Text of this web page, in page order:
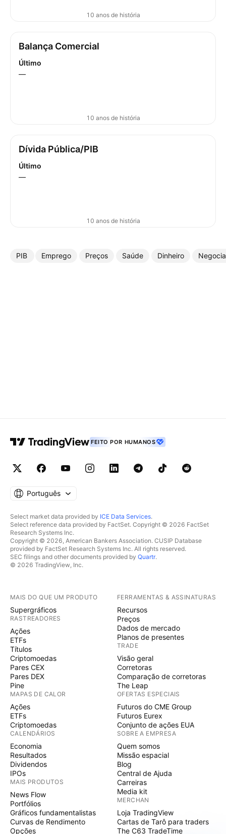
10 anos de história
Balança Comercial
Último
—
10 anos de história
Dívida Pública/PIB
Último
—
10 anos de história
PIB Emprego Preços Saúde Dinheiro
Mais
FEITO POR HUMANOS
Português
Select market data provided by ICE Data Services.
Select reference data provided by FactSet. Copyright © 2026 FactSet
Research Systems Inc.
Copyright © 2026, American Bankers Association. CUSIP Database
provided by FactSet Research Systems Inc. All rights reserved.
SEC filings and other documents provided by Quartr.
© 2026 TradingView, Inc.
MAIS DO QUE UM PRODUTO
Supergráficos
RASTREADORES
Ações
ETFs
Títulos
Criptomoedas
Pares CEX
Pares DEX
Pine
MAPAS DE CALOR
Ações
ETFs
Criptomoedas
CALENDÁRIOS
Economia
Resultados
Dividendos
IPOs
MAIS PRODUTOS
News Flow
Portfólios
Gráficos fundamentalistas
Curvas de Rendimento
Opções
FERRAMENTAS & ASSINATURAS
Recursos
Preços
Dados de mercado
Planos de presentes
TRADE
Visão geral
Corretoras
Comparação de corretoras
The Leap
OFERTAS ESPECIAIS
Futuros do CME Group
Futuros Eurex
Conjunto de ações EUA
SOBRE A EMPRESA
Quem somos
Missão espacial
Blog
Central de Ajuda
Carreiras
Media kit
MERCHAN
Loja TradingView
Cartas de Tarô para traders
The C63 TradeTime